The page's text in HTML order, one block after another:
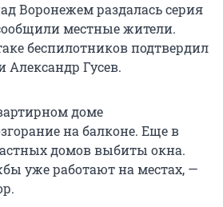
Воронежем раздалась серия
местные жители.
беспилотников подтвердил
Александр Гусев.
доме
на балконе. Еще в
домов выбиты окна.
уже работают на местах, —